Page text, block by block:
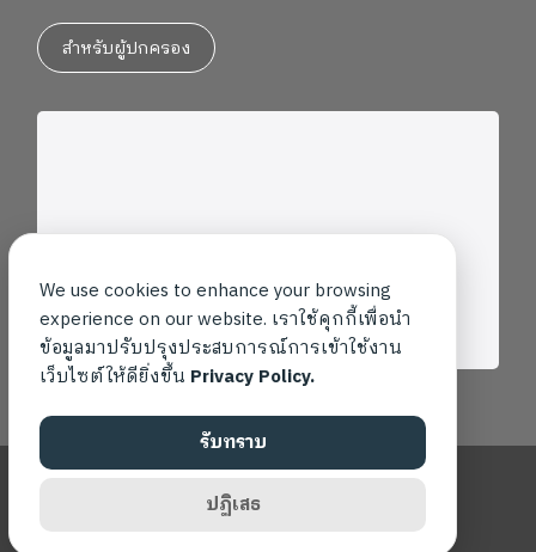
สำหรับผู้ปกครอง
Copyright ©2026 โรงเรียนเพลินพัฒนา สงวนสิทธิ์ทุกประการ
We use cookies to enhance your browsing
experience on our website. เราใช้คุกกี้เพื่อนำ
ข้อมูลมาปรับปรุงประสบการณ์การเข้าใช้งาน
เว็บไซต์ให้ดียิ่งขึ้น Privacy Policy.
รับทราบ
ปฏิเสธ